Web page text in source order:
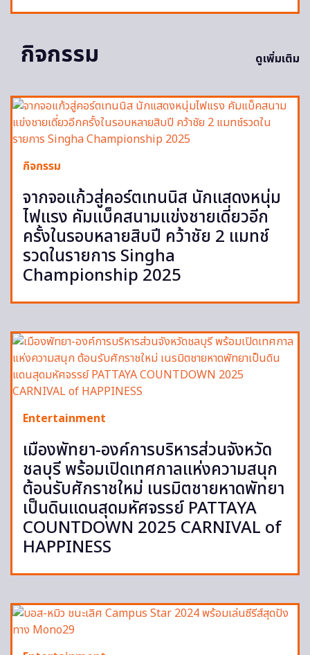
กิจกรรม ดูเพิ่มเติม
กิจกรรม
จากจอแก้วสู่คอร์ตเทนนิส นักแสดงหนุ่ม
ไฟแรง คัมแบ็คสนามแข่งชายเดี่ยวอีก
ครั้งในรอบหลายสิบปี คว้าชัย 2 แมทช์
รวดในรายการ Singha
Championship 2025
Entertainment
เมืองพัทยา-องค์การบริหารส่วนจังหวัด
ชลบุรี พร้อมเปิดเทศกาลแห่งความสนุก
ต้อนรับศักราชใหม่ เนรมิตชายหาดพัทยา
เป็นดินแดนสุดมหัศจรรย์ PATTAYA
COUNTDOWN 2025 CARNIVAL of
HAPPINESS